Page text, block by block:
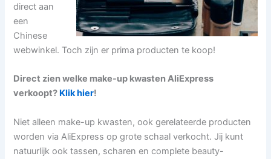
direct aan
een
Chinese
webwinkel. Toch zijn er prima producten te koop!
Direct zien welke make-up kwasten AliExpress
verkoopt? Klik hier!
Niet alleen make-up kwasten, ook gerelateerde producten
worden via AliExpress op grote schaal verkocht. Jij kunt
natuurlijk ook tassen, scharen en complete beauty-